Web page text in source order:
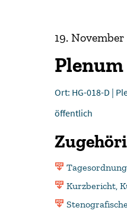
19.
Plenum
Ort: HG-018-D |
öffentlich
Kurzbericht,